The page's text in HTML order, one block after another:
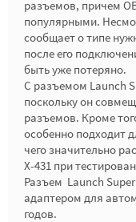
разъемов, причем
популярными.
сообщает о типе
после его
быть уже потеряно.
С разъемом Launch
поскольку он
разъемов. Кроме
особенно подходит
чего значительно
X-431 при
Разъем Launch
адаптером для
годов.